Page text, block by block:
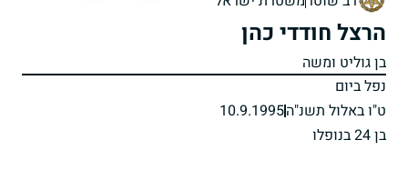
הרצל חודדי כהן
בן גוליט ומשה
נפל ביום
ט"ו באלול תשנ"ה10.9.1995
בן 24 בנופלו